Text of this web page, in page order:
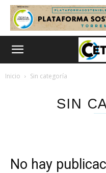
Inicio Sin categoría
SIN
No hay